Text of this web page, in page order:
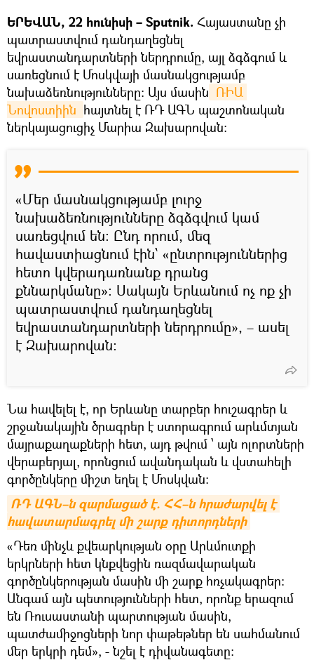
ԵՐԵՎԱՆ, 22 հունիսի – Sputnik. Հայաստանը չի
պատրաստվում դանդաղեցնել
եվրաստանդարտների ներդրումը, այլ ձգձգում և
սառեցնում է Մոսկվայի մասնակցությամբ
նախաձեռնությունները։ Այս մասին ՌԻԱ
Նովոստիին հայտնել է ՌԴ ԱԳՆ պաշտոնական
ներկայացուցիչ Մարիա Զախարովան։
«Մեր մասնակցությամբ լուրջ
նախաձեռնությունները ձգձգվում կամ
սառեցվում են։ Ընդ որում, մեզ
հավաստիացնում էին՝ «ընտրություններից
հետո կվերադառնանք դրանց
քննարկմանը»։ Սակայն Երևանում ոչ ոք չի
պատրաստվում դանդաղեցնել
եվրաստանդարտների ներդրումը», – ասել
է Զախարովան։
Նա հավելել է, որ Երևանը տարբեր հուշագրեր և
շրջանակային ծրագրեր է ստորագրում արևմտյան
մայրաքաղաքների հետ, այդ թվում ՝ այն ոլորտների
վերաբերյալ, որոնցում ավանդական և վստահելի
գործընկերը միշտ եղել է Մոսկվան:
ՌԴ ԱԳՆ–ն զարմացած է. ՀՀ–ն հրաժարվել է
հավատարմագրել մի շարք դիտորդների
«Դեռ մինչև քվեարկության օրը Արևմուտքի
երկրների հետ կնքվեցին ռազմավարական
գործընկերության մասին մի շարք հռչակագրեր։
Անգամ այն պետությունների հետ, որոնք երազում
են Ռուսաստանի պարտության մասին,
պատժամիջոցների նոր փաթեթներ են սահմանում
մեր երկրի դեմ», - նշել է դիվանագետը։